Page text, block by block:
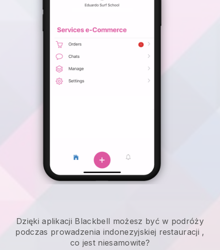
Dzięki aplikacji Blackbell możesz być w podróży
podczas prowadzenia indonezyjskiej restauracji ,
co jest niesamowite?